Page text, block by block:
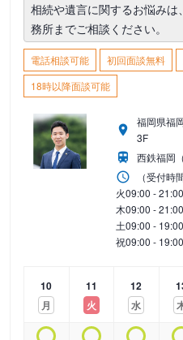
相続や遺言に関するお悩み
務所までご相談ください。
電話相談可能 初回面談無料
18時以降面談可能
福岡県福
3F
西鉄福岡
（受付時
火09:00 - 21:00
木09:00 - 21:00
土09:00 - 19:00
祝09:00 - 19:00
10
月
11
火
12
水